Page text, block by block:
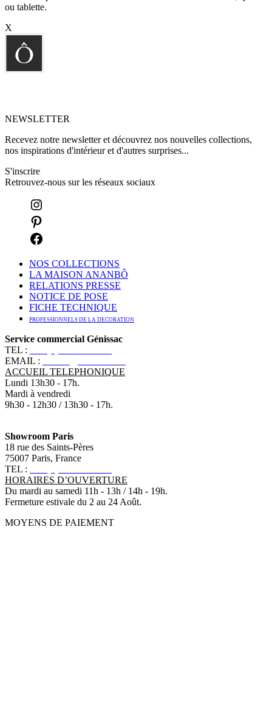
ou tablette.
X
NEWSLETTER
Recevez notre newsletter et découvrez nos nouvelles collections,
nos inspirations d'intérieur et d'autres surprises...
S'inscrire
Retrouvez-nous sur les réseaux sociaux
NOS COLLECTIONS
LA MAISON ANANBÔ
RELATIONS PRESSE
NOTICE DE POSE
FICHE TECHNIQUE
PROFESSIONNELS DE LA DECORATION
Service commercial Génissac
TEL :
EMAIL :
ACCUEIL TELEPHONIQUE
Lundi 13h30 - 17h.
Mardi à vendredi
9h30 - 12h30 / 13h30 - 17h.
Showroom Paris
18 rue des Saints-Pères
75007 Paris, France
TEL :
HORAIRES D’OUVERTURE
Du mardi au samedi 11h - 13h / 14h - 19h.
Fermeture estivale du 2 au 24 Août.
MOYENS DE PAIEMENT